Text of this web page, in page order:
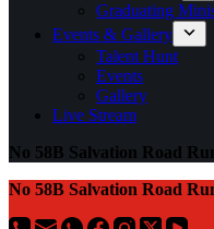
Graduating
Events & Gallery
Talent Hunt
Events
Gallery
Live Stream
No 58B Salvation Road
No 58B Salvation Road